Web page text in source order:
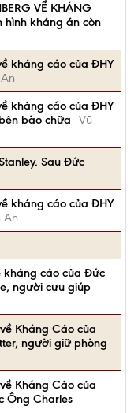
VỀ KHÁNG
hình kháng án còn
kháng cáo của ĐHY
kháng cáo của ĐHY
bào chữa
Vũ
Sau Đức
kháng cáo của ĐHY
An
kháng cáo của Đức
người cựu giúp
Kháng Cáo của
người giữ phòng
Kháng Cáo của
Ông Charles